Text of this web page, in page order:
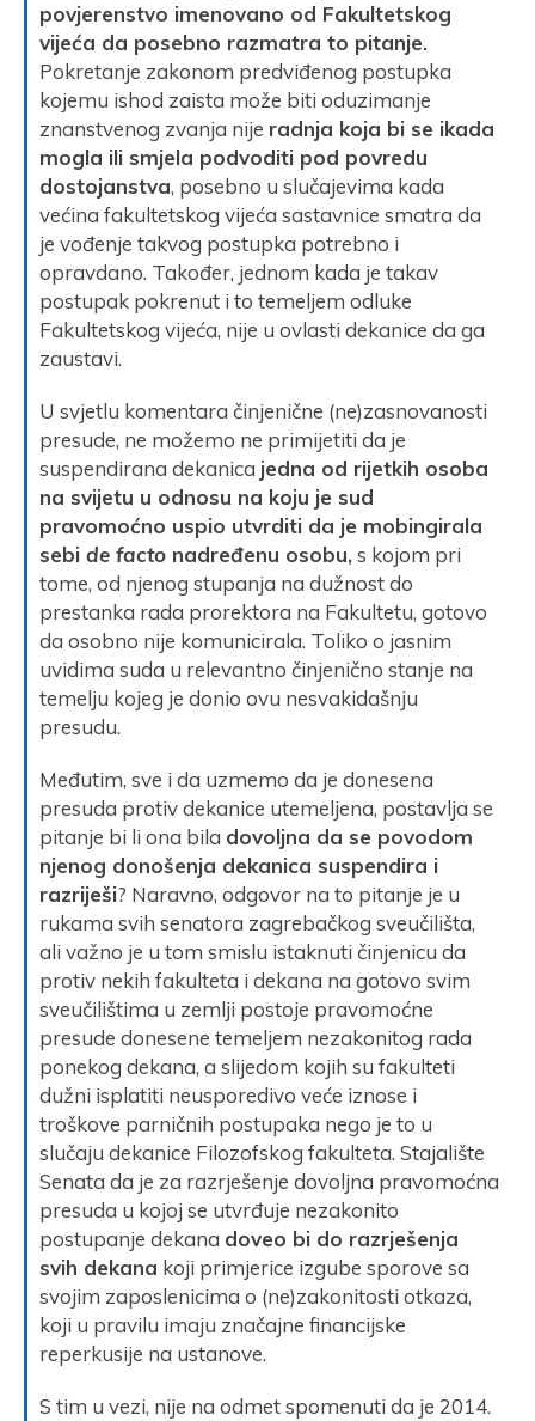
povjerenstvo imenovano od Fakultetskog
vijeća da posebno razmatra to pitanje.
Pokretanje zakonom predviđenog postupka
kojemu ishod zaista može biti oduzimanje
znanstvenog zvanja nije radnja koja bi se ikada
mogla ili smjela podvoditi pod povredu
dostojanstva, posebno u slučajevima kada
većina fakultetskog vijeća sastavnice smatra da
je vođenje takvog postupka potrebno i
opravdano. Također, jednom kada je takav
postupak pokrenut i to temeljem odluke
Fakultetskog vijeća, nije u ovlasti dekanice da ga
zaustavi.
U svjetlu komentara činjenične (ne)zasnovanosti
presude, ne možemo ne primijetiti da je
suspendirana dekanica jedna od rijetkih osoba
na svijetu u odnosu na koju je sud
pravomoćno uspio utvrditi da je mobingirala
sebi de facto nadređenu osobu,s kojom pri
tome, od njenog stupanja na dužnost do
prestanka rada prorektora na Fakultetu, gotovo
da osobno nije komunicirala. Toliko o jasnim
uvidima suda u relevantno činjenično stanje na
temelju kojeg je donio ovu nesvakidašnju
presudu.
Međutim, sve i da uzmemo da je donesena
presuda protiv dekanice utemeljena, postavlja se
pitanje bi li ona bila dovoljna da se povodom
njenog donošenja dekanica suspendira i
razriješi? Naravno, odgovor na to pitanje je u
rukama svih senatora zagrebačkog sveučilišta,
ali važno je u tom smislu istaknuti činjenicu da
protiv nekih fakulteta i dekana na gotovo svim
sveučilištima u zemlji postoje pravomoćne
presude donesene temeljem nezakonitog rada
ponekog dekana, a slijedom kojih su fakulteti
dužni isplatiti neusporedivo veće iznose i
troškove parničnih postupaka nego je to u
slučaju dekanice Filozofskog fakulteta. Stajalište
Senata da je za razrješenje dovoljna pravomoćna
presuda u kojoj se utvrđuje nezakonito
postupanje dekana doveo bi do razrješenja
svih dekana koji primjerice izgube sporove sa
svojim zaposlenicima o (ne)zakonitosti otkaza,
koji u pravilu imaju značajne financijske
reperkusije na ustanove.
S tim u vezi, nije na odmet spomenuti da je 2014.